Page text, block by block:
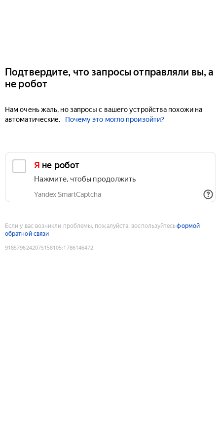
Подтвердите, что запросы отправляли вы, а
не робот
Нам очень жаль, но запросы с вашего устройства похожи на
автоматические.
Почему это могло произойти?
Я не робот
Нажмите, чтобы продолжить
Yandex SmartCaptcha
Если у вас возникли проблемы, пожалуйста, воспользуйтесьформой
обратной связи
9185796242075158105:1786146472